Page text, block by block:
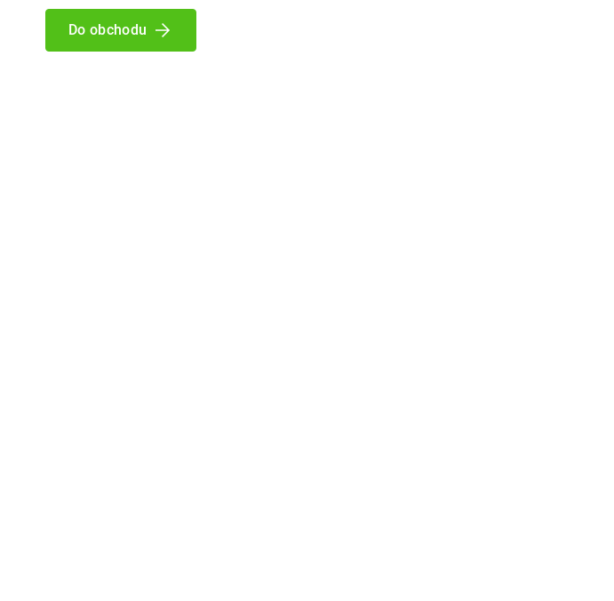
Do obchodu